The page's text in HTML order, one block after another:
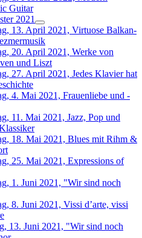
Guitar
2021
13. April 2021, Virtuose Balkan-
20. April 2021, Werke von
und Liszt
27. April 2021, Jedes Klavier hat
4. Mai 2021, Frauenliebe und -
11. Mai 2021, Jazz, Pop und
18. Mai 2021, Blues mit Rihm &
25. Mai 2021, Expressions of
1. Juni 2021, "Wir sind noch
8. Juni 2021, Vissi d’arte, vissi
13. Juni 2021, "Wir sind noch